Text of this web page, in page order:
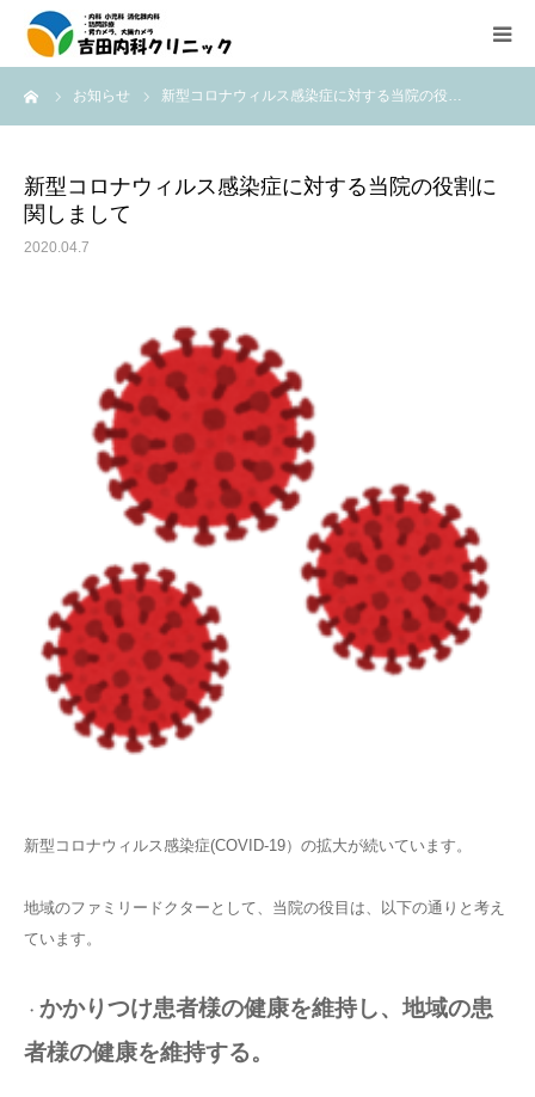
お知らせ 新型コロナウィルス感染症に対する当院の役…
新型コロナウィルス感染症に対する当院の役割に
関しまして
2020.04.7
新型コロナウィルス感染症(COVID-19）の拡大が続いています。
地域のファミリードクターとして、当院の役目は、以下の通りと考え
ています。
・ かかりつけ患者様の健康を維持し、地域の患
者様の健康を維持する。
診療所紹介
在宅医療（往診、訪問診療）のご案内
医療機器紹介
アクセス
求人情報